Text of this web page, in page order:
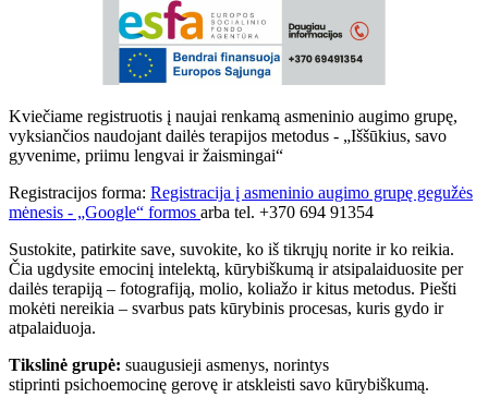
Kviečiame registruotis į naujai renkamą asmeninio augimo grupę,
vyksiančios naudojant dailės terapijos metodus - „Iššūkius, savo
gyvenime, priimu lengvai ir žaismingai“
Registracijos forma: Registracija į asmeninio augimo grupę gegužės
mėnesis - „Google“ formos arba tel. +370 694 91354
Sustokite, patirkite save, suvokite, ko iš tikrųjų norite ir ko reikia.
Čia ugdysite emocinį intelektą, kūrybiškumą ir atsipalaiduosite per
dailės terapiją – fotografiją, molio, koliažo ir kitus metodus. Piešti
mokėti nereikia – svarbus pats kūrybinis procesas, kuris gydo ir
atpalaiduoja.
Tikslinė grupė: suaugusieji asmenys, norintys
stiprinti psichoemocinę gerovę ir atskleisti savo kūrybiškumą.